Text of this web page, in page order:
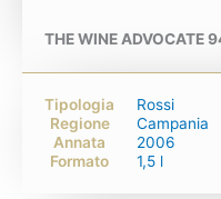
THE WINE ADVOCATE
Tipologia
Rossi
Regione
Campania
Annata
2006
Formato
1,5 l